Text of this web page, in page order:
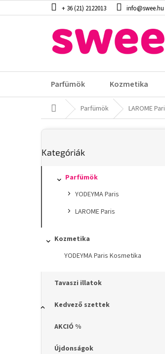
a
+ 36 (21) 2122013 info@swee.hu
Parfümök Kozmetika
KezdőlapParfümök LAROME
l
a
l
átugrása
Kategóriák
Parfümök
YODEYMA Paris
LAROME Paris
Kozmetika
YODEYMA Paris Kosmetika
Tavaszi illatok
Kedvező szettek
AKCIÓ %
Újdonságok